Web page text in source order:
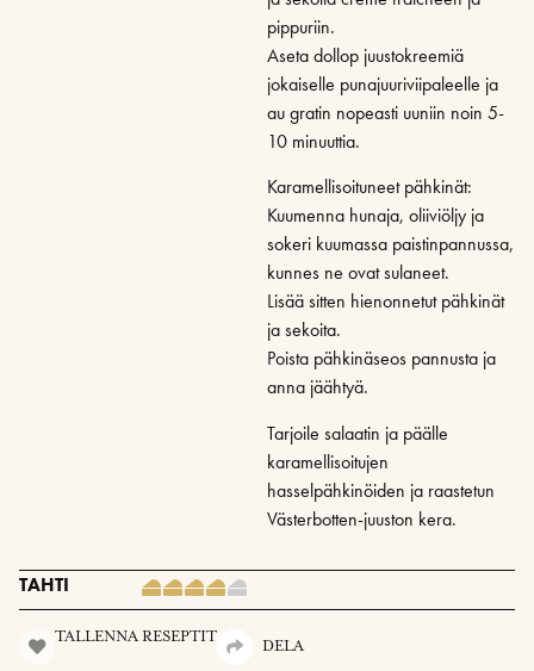
pippuriin.
Aseta dollop juustokreemiä
jokaiselle punajuuriviipaleelle ja
au gratin nopeasti uuniin noin 5-
10 minuuttia.
Karamellisoituneet pähkinät:
Kuumenna hunaja, oliiviöljy ja
sokeri kuumassa paistinpannussa,
kunnes ne ovat sulaneet.
Lisää sitten hienonnetut pähkinät
ja sekoita.
Poista pähkinäseos pannusta ja
anna jäähtyä.
Tarjoile salaatin ja päälle
karamellisoitujen
hasselpähkinöiden ja raastetun
Västerbotten-juuston kera.
TAHTI
TALLENNA RESEPTIT
DELA